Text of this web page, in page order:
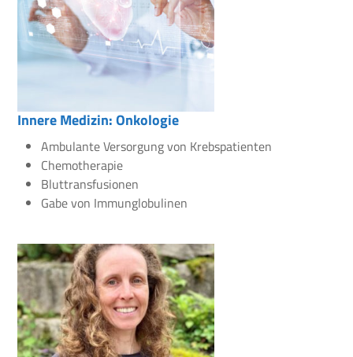
Innere Medizin: Onkologie
Ambulante Versorgung von Krebspatienten
Chemotherapie
Bluttransfusionen
Gabe von Immunglobulinen